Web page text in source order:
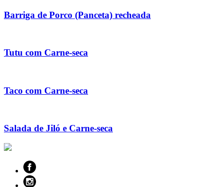
Barriga de Porco (Panceta) recheada
Tutu com Carne-seca
Taco com Carne-seca
Salada de Jiló e Carne-seca